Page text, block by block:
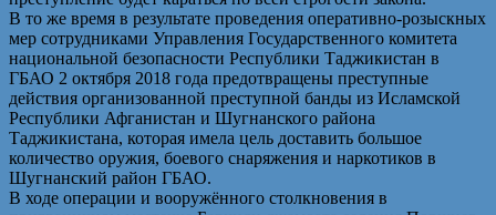
В то же время в результате проведения оперативно-розыскных
мер сотрудниками Управления Государственного комитета
национальной безопасности Республики Таджикистан в
ГБАО 2 октября 2018 года предотвращены преступные
действия организованной преступной банды из Исламской
Республики Афганистан и Шугнанского района
Таджикистана, которая имела цель доставить большое
количество оружия, боевого снаряжения и наркотиков в
Шугнанский район ГБАО.
В ходе операции и вооружённого столкновения в